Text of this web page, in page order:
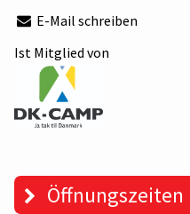
E-Mail schreiben
Ist Mitglied von
Öffnungszeiten